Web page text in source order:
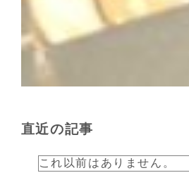
直近の記事
これ以前はありません。